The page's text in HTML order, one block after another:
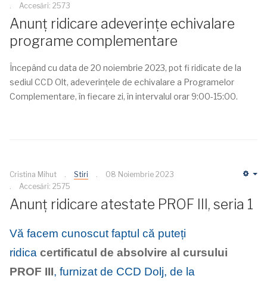
Accesări: 2573
Anunț ridicare adeverințe echivalare
programe complementare
Începând cu data de 20 noiembrie 2023, pot fi ridicate de la
sediul CCD Olt, adeverințele de echivalare a Programelor
Complementare, în fiecare zi, în intervalul orar 9:00-15:00.
Cristina Mihut Stiri
08 Noiembrie 2023
Accesări: 2575
Anunț ridicare atestate PROF III, seria 1
Vă facem cunoscut faptul că puteți
ridica certificatul de absolvire al cursului
PROF III, furnizat de CCD Dolj, de la